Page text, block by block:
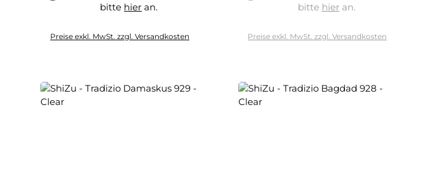
bitte hier an.
Preise exkl. MwSt. zzgl. Versandkosten
bitte hieran.
Preise exkl. MwSt. zzgl. Versandkosten